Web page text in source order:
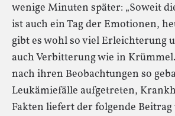
wenige Minuten später: „Soweit
ist auch ein Tag der Emotionen,
gibt es wohl so viel Erleichterung
auch Verbitterung wie in
nach ihren Beobachtungen so
Leukämiefälle aufgetreten,
Fakten liefert der folgende